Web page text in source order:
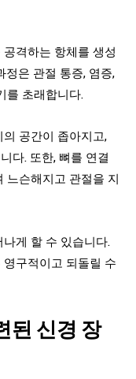
격하는 항체를 생성
정은 관절 통증, 염증,
를 초래합니다.
공간이 좁아지고,
다. 또한, 뼈를 연결
느슨해지고 관절을 지
게 할 수 있습니다.
구적이고 되돌릴 수
된 신경 장